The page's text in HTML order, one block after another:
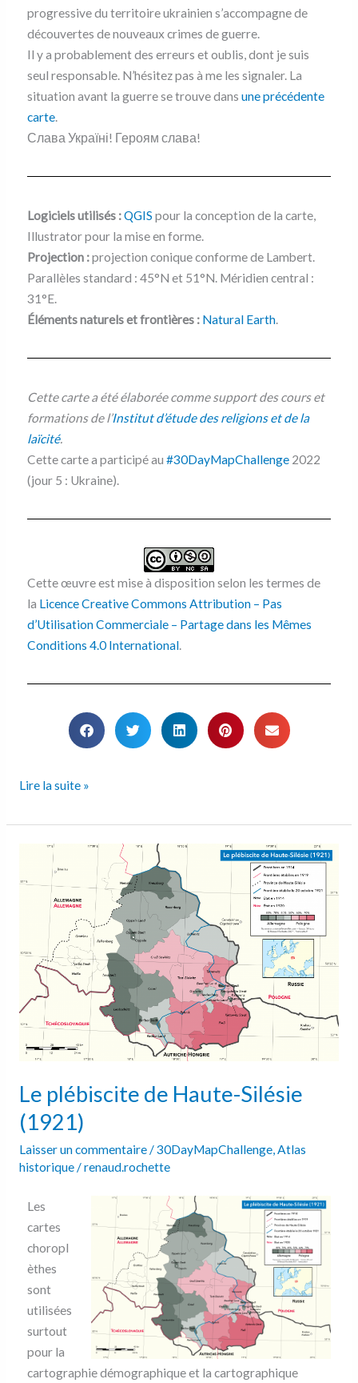
progressive du territoire ukrainien s’accompagne de
découvertes de nouveaux crimes de guerre.
Il y a probablement des erreurs et oublis, dont je suis
seul responsable. N’hésitez pas à me les signaler. La
situation avant la guerre se trouve dans une précédente
carte.
Слава Україні! Героям слава!
Logiciels utilisés :QGIS pour la conception de la carte,
Illustrator pour la mise en forme.
Projection :projection conique conforme de Lambert.
Parallèles standard : 45°N et 51°N. Méridien central :
31°E.
Éléments naturels et frontières : Natural Earth.
Cette carte a été élaborée comme support des cours et
formations de l’Institut d’étude des religions et de la
laïcité.
Cette carte a participé au #30DayMapChallenge2022
(jour 5 : Ukraine).
Cette œuvre est mise à disposition selon les termes de
la Licence Creative Commons Attribution – Pas
d’Utilisation Commerciale – Partage dans les Mêmes
Conditions 4.0 International.
Lire la suite »
Le plébiscite de Haute-Silésie
(1921)
Laisser un commentaire /30DayMapChallenge, Atlas
historique/renaud.rochette
Les
cartes
choropl
èthes
sont
utilisées
surtout
pour la
cartographie démographique et la cartographique
plébiscite
Silésie
(1921)